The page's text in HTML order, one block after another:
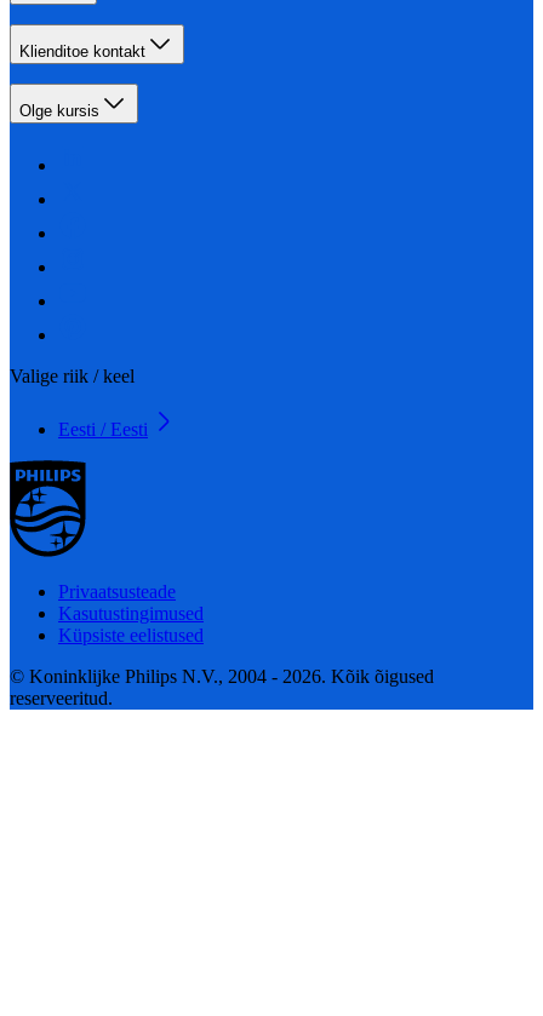
Klienditoe kontakt
Olge kursis
Valige riik / keel
Eesti / Eesti
Privaatsusteade
Kasutustingimused
Küpsiste eelistused
© Koninklijke Philips N.V., 2004 - 2026. Kõik õigused
reserveeritud.